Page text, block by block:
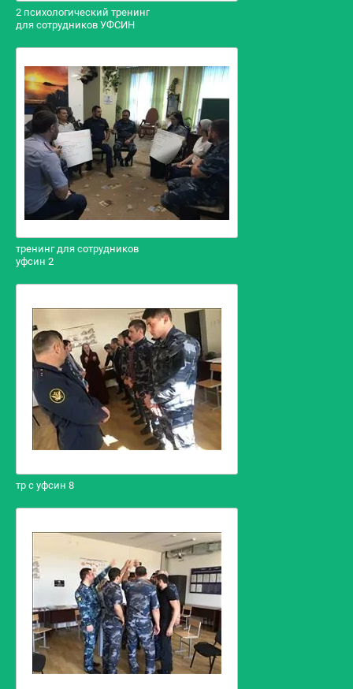
2 психологический тренинг
для сотрудников УФСИН
тренинг для сотрудников
уфсин 2
тр с уфсин 8